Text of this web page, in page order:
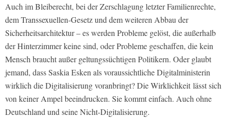
Auch im Bleiberecht, bei der Zerschlagung letzter Familienrechte,
dem Transsexuellen-Gesetz und dem weiteren Abbau der
Sicherheitsarchitektur – es werden Probleme gelöst, die außerhalb
der Hinterzimmer keine sind, oder Probleme geschaffen, die kein
Mensch braucht außer geltungssüchtigen Politikern. Oder glaubt
jemand, dass Saskia Esken als voraussichtliche Digitalministerin
wirklich die Digitalisierung voranbringt? Die Wirklichkeit lässt sich
von keiner Ampel beeindrucken. Sie kommt einfach. Auch ohne
Deutschland und seine Nicht-Digitalisierung.